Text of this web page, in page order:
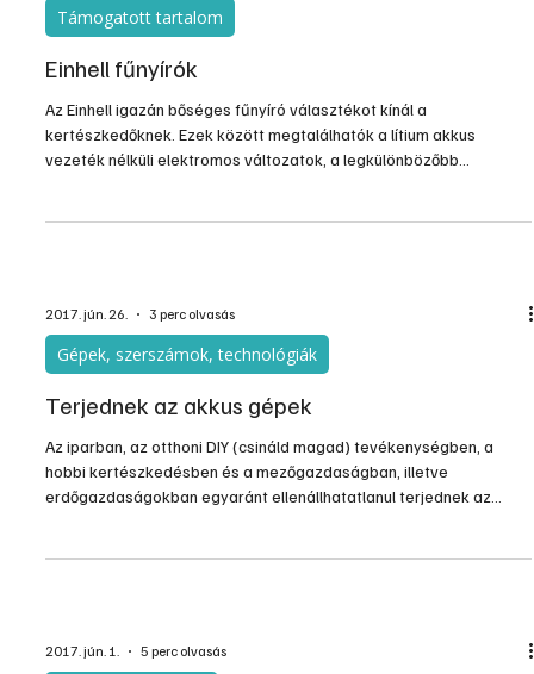
Támogatott tartalom
Einhell fűnyírók
Az Einhell igazán bőséges fűnyíró választékot kínál a
kertészkedőknek. Ezek között megtalálhatók a lítium akkus
vezeték nélküli elektromos változatok, a legkülönbözőbb
2017. jún. 26. 3 perc olvasás
Gépek, szerszámok, technológiák
Terjednek az akkus gépek
Az iparban, az otthoni DIY (csináld magad) tevékenységben, a
hobbi kertészkedésben és a mezőgazdaságban, illetve
erdőgazdaságokban egyaránt ellenállhatatlanul terjednek az
gépeknek is
2017. jún. 1. 5 perc olvasás